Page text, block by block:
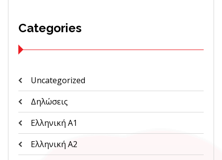
Categories
Uncategorized
Δηλώσεις
Ελληνική Α1
Ελληνική Α2